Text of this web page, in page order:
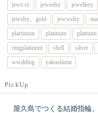
jewe.ry
jeweelry jewellery
jewelry、gold
jewwelry
plartinum
platinum platnum
ringplatinum
shell silver
wwdding
yakushima
PickUp
屋久島でつくる結婚指輪